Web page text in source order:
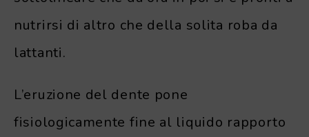
nutrirsi di altro che della solita roba da
lattanti.
L’eruzione del dente pone
fisiologicamente fine al liquido rapporto